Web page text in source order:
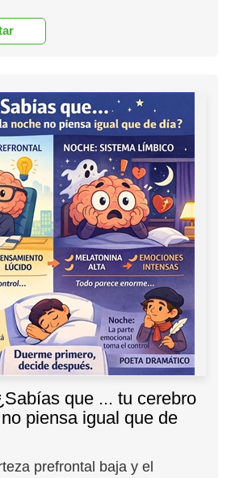
que ... tu cerebro
piensa igual que de
prefrontal baja y el